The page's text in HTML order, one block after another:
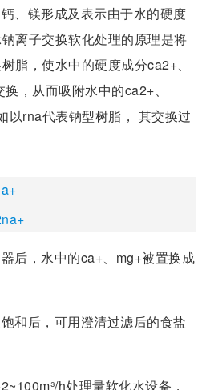
、镁形成及表示由于水的硬度
离子交换软化处理的原理是将
脂，使水中的硬度成分ca2+、
，从而吸附水中的ca2+、
以rna代表钠型树脂， 其交换过
后，水中的ca+、mg+被置换成
和后，可用澄清过滤后的食盐
h处理量软化水设备，